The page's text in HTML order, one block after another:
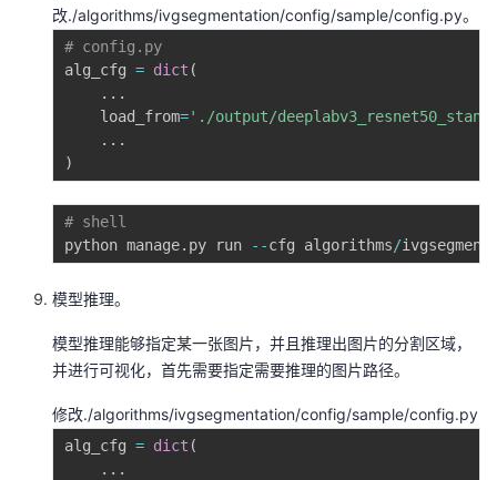
改./algorithms/ivgsegmentation/config/sample/config.py。
# config.py
alg_cfg = dict (
. . .
    load_from
='./output/
. . .
)
# shell
python manage. py run - -cfg algorithms/
模型推理。
模型推理能够指定某一张图片，并且推理出图片的分割区域，
并进行可视化，首先需要指定需要推理的图片路径。
修改./algorithms/ivgsegmentation/config/sample/config.py
alg_cfg = dict (
. . .